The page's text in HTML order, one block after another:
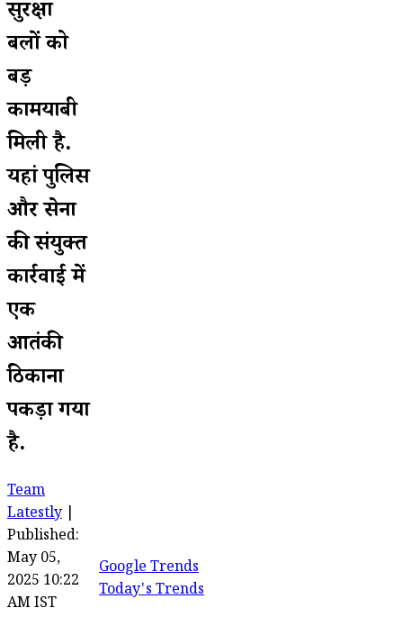
सुरक्षा
बलों को
बड़ी
कामयाबी
मिली है.
यहां पुलिस
और सेना
की संयुक्त
कार्रवाई में
एक
आतंकी
ठिकाना
पकड़ा गया
है.
Team
Latestly
Published:
May 05,
2025 10:22
AM IST
Google Trends
Today's Trends